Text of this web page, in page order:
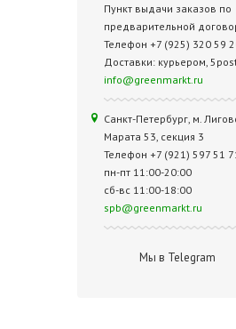
Пункт выдачи заказов по
предварительной
Телефон +7 (925) 320 59
Доставки: курьером,
info@greenmarkt.ru
Санкт-Петербург, м.
Марата 53, секция 3
Телефон +7 (921) 597 51
пн-пт 11:00-20:00
сб-вс 11:00-18:00
spb@greenmarkt.ru
Мы в Telegram